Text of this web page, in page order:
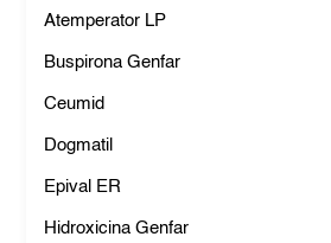
Atemperator LP
Buspirona Genfar
Ceumid
Dogmatil
Epival ER
Hidroxicina Genfar